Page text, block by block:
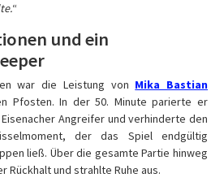
“
und ein
war die Leistung von Mika Bastian
Pfosten. In der 50. Minute parierte er
Angreifer und verhinderte den
der das Spiel endgültig
ließ. Über die gesamte Partie hinweg
Rückhalt und strahlte Ruhe aus.